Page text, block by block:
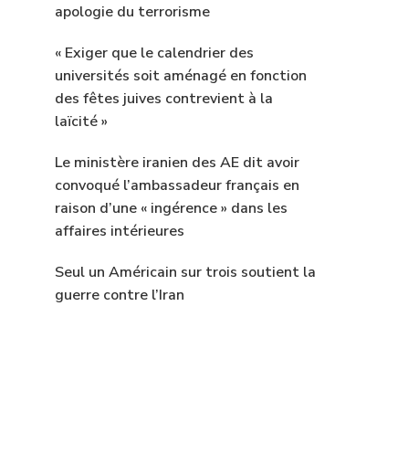
apologie du terrorisme
« Exiger que le calendrier des
universités soit aménagé en fonction
des fêtes juives contrevient à la
laïcité »
Le ministère iranien des AE dit avoir
convoqué l’ambassadeur français en
raison d’une « ingérence » dans les
affaires intérieures
Seul un Américain sur trois soutient la
guerre contre l’Iran